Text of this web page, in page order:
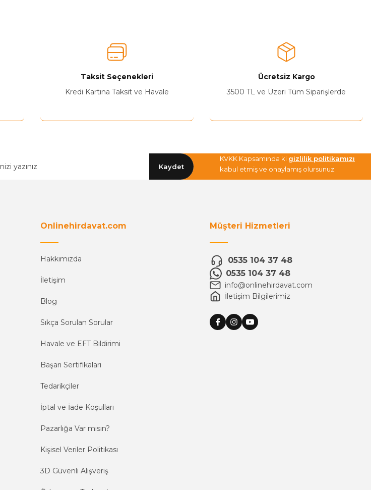
Yetkiliye Gönder
Taksit Seçenekleri
Kredi Kartına Taksit ve Havale
Ücretsiz Kargo
3500 TL ve Üzeri Tüm Siparişlerde
Kaydet
KVKK Kapsamında ki gizlilik politikamızı
kabul etmiş ve onaylamış olursunuz.
Onlinehirdavat.com
Hakkımızda
İletişim
Blog
Sıkça Sorulan Sorular
Havale ve EFT Bildirimi
Başarı Sertifikaları
Tedarikçiler
İptal ve İade Koşulları
Pazarlığa Var mısın?
Kişisel Veriler Politikası
3D Güvenli Alışveriş
Müşteri Hizmetleri
0535 104 37 48
0535 104 37 48
info@onlinehirdavat.com
İletişim Bilgilerimiz